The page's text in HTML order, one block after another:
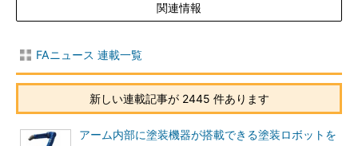
関連情報
FAニュース 連載一覧
新しい連載記事が 2445 件あります
アーム内部に塗装機器が搭載できる塗装ロボットを